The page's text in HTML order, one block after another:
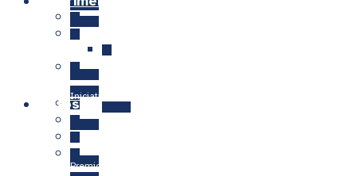
Asociaciones de Pacientes
Cátedras
Oasis
D-Risk
Premio nacional
Iniciativa RecordArte
Retos